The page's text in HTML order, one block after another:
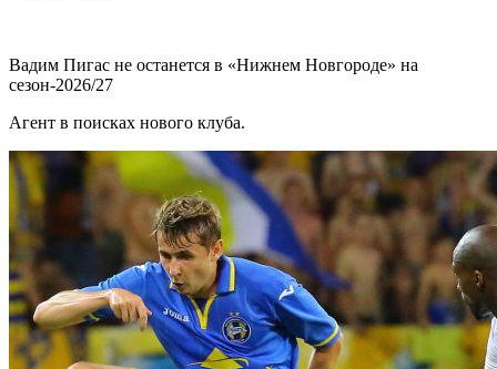
Вадим Пигас не останется в «Нижнем Новгороде» на
сезон-2026/27
Агент в поисках нового клуба.